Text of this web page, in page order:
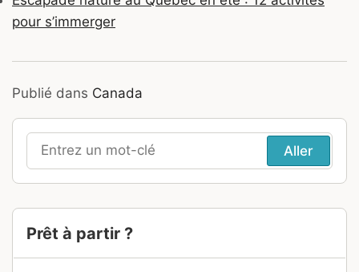
pour s’immerger
Publié dans Canada
Recherche
pour
Prêt à partir ?